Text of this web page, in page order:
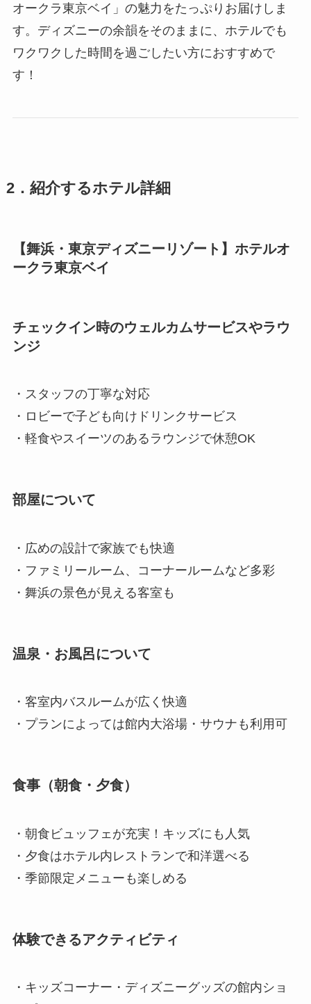
オークラ東京ベイ」の魅力をたっぷりお届けしま
す。ディズニーの余韻をそのままに、ホテルでも
ワクワクした時間を過ごしたい方におすすめで
す！
2．紹介するホテル詳細
【舞浜・東京ディズニーリゾート】ホテルオ
ークラ東京ベイ
チェックイン時のウェルカムサービスやラウ
ンジ
・スタッフの丁寧な対応
・ロビーで子ども向けドリンクサービス
・軽食やスイーツのあるラウンジで休憩OK
部屋について
・広めの設計で家族でも快適
・ファミリールーム、コーナールームなど多彩
・舞浜の景色が見える客室も
温泉・お風呂について
・客室内バスルームが広く快適
・プランによっては館内大浴場・サウナも利用可
食事（朝食・夕食）
・朝食ビュッフェが充実！キッズにも人気
・夕食はホテル内レストランで和洋選べる
・季節限定メニューも楽しめる
体験できるアクティビティ
・キッズコーナー・ディズニーグッズの館内ショ